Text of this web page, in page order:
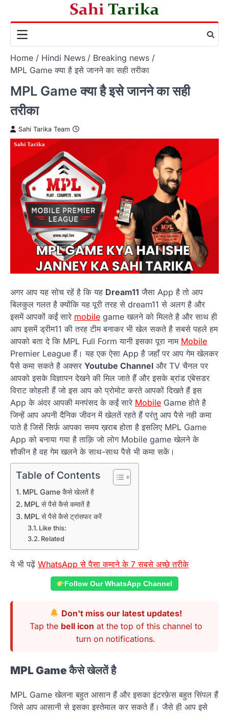
content
Home Hindi News
Breaking news
MPL Game क्या है इसे जानने का सही तरीका
MPL Game क्या है इसे जानने का सही
तरीका
Sahi Tarika Team
अगर आप यह सोच रहें है कि यह Dream11 जैसा App है तो आप
बिलकुल गलत है क्योंकि यह पूरी तरह से dream11 से अलग है और
इसमें आपकों कईं सारे mobile game खलने को मिलते है और साथ ही
आप इसमें ड्रीम11 की तरह टीम बनाकर भी खेल सकते है सबसे पहले हम
आपको बता दे कि MPL Full Form यानी इसका पूरा नाम Mobile
Premier League हैं। यह एक ऐसा App है जहाँ पर आप गेम खेलकर
पैसे कमा सकते है अक्सर Youtube Channel और TV चैनल पर
आपको इसके विज्ञापन देखने की मिल जाते हैं और इसके ब्रांड एंबेसडर
विराट कोहली हैं जो इस आप को प्रोमोट करते आपकों दिखते हैं इस
App के अंदर आपकी मनपंसद के कईं सारे Mobile Game होते है
जिन्हें आप अपनी दैनिक जीवन में खेलतें रहते हैं परंतु आप पैसे नही कमा
पाते है जिसें सिर्फ़ आपका समय ख़राब होता है इसलिए MPL Game
App को बनाया गया है ताक़ि जो लोग Mobile game खेलने के
शौकीन है वह गेम खलने के साथ-साथ पैसे भी कमा सकें।
Table of Contents
MPL Game कैसे खेलतें है
MPL से पैसे कैसे कमातें है
MPL से पैसे कैसे ट्रांसफर करें
Like this:
Related
ये भी पढ़ें WhatsApp से पैसा कमाने के 7 सबसे अच्छे तरीके
Follow Our WhatsApp Channel
Don't miss our latest updates!
Tap the bell icon at the top of this channel to
turn on notifications.
MPL Gameकैसे खेलतें है
MPL Game खेलना बहुत आसान हैं और इसका इंटरफ़ेस बहुत सिंपल हैं
जिसे आप आसानी से इसका इस्तेमाल कर सकते हैं। जैसे ही आप इसे